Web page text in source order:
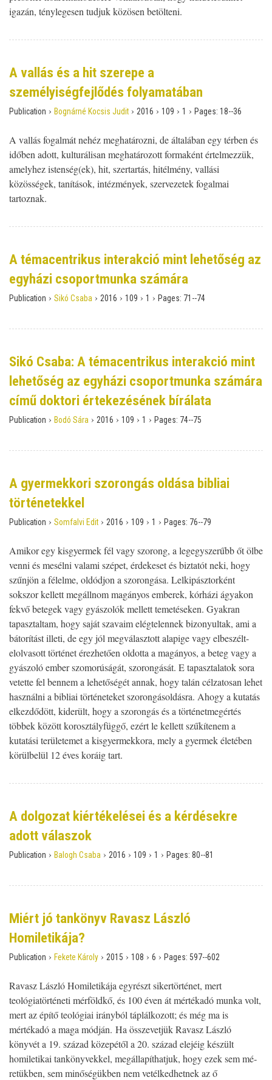
igazán, ténylegesen tudjuk közösen betölteni.
A vallás és a hit szerepe a
személyiségfejlődés folyamatában
Publication › Bognárné Kocsis Judit › 2016 › 109 › 1 › Pages: 18--36
A vallás fogalmát nehéz meghatározni, de általában egy térben és
időben adott, kulturálisan meghatározott formaként értelmezzük,
amelyhez istenség(ek), hit, szertartás, hitélmény, vallási
közösségek, tanítások, intézmények, szervezetek fogalmai
tartoznak.
A témacentrikus interakció mint lehetőség az
egyházi csoportmunka számára
Publication › Sikó Csaba › 2016 › 109 › 1 › Pages: 71--74
Sikó Csaba: A témacentrikus interakció mint
lehetőség az egyházi csoportmunka számára
című doktori értekezésének bírálata
Publication › Bodó Sára › 2016 › 109 › 1 › Pages: 74--75
A gyermekkori szorongás oldása bibliai
történetekkel
Publication › Somfalvi Edit › 2016 › 109 › 1 › Pages: 76--79
Amikor egy kisgyermek fél vagy szorong, a legegyszerűbb őt ölbe
venni és mesélni valami szépet, érdekeset és biztatót neki, hogy
szűnjön a félelme, oldódjon a szorongása. Lelkipásztorként
sokszor kellett megállnom magányos emberek, kórházi ágyakon
fekvő betegek vagy gyászolók mellett temetéseken. Gyakran
tapasztaltam, hogy saját szavaim elégtelennek bizonyultak, ami a
bátorítást illeti, de egy jól megválasztott alapige vagy elbeszélt-
elolvasott történet érezhetően oldotta a magányos, a beteg vagy a
gyászoló ember szomorúságát, szorongását. E tapasztalatok sora
vetette fel bennem a lehetőségét annak, hogy talán célzatosan lehet
használni a bibliai történeteket szorongásoldásra. Ahogy a kutatás
elkezdődött, kiderült, hogy a szorongás és a történetmegértés
többek között korosztályfüggő, ezért le kellett szűkítenem a
kutatási területemet a kisgyermekkora, mely a gyermek életében
körülbelül 12 éves koráig tart.
A dolgozat kiértékelései és a kérdésekre
adott válaszok
Publication › Balogh Csaba › 2016 › 109 › 1 › Pages: 80--81
Miért jó tankönyv Ravasz László
Homiletikája?
Publication › Fekete Károly › 2015 › 108 › 6 › Pages: 597--602
Ravasz László Homiletikája egyrészt sikertörténet, mert
teológiatörténeti mérföldkő, és 100 éven át mértékadó munka volt,
mert az építő teológiai irányból táplálkozott; és még ma is
mértékadó a maga módján. Ha összevetjük Ravasz László
könyvét a 19. század közepétől a 20. század elejéig készült
homiletikai tankönyvekkel, megállapíthatjuk, hogy ezek sem mé­
retükben, sem minőségükben nem vetélkedhetnek az ő